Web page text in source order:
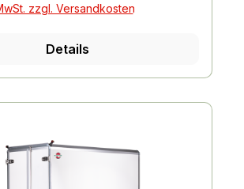
zzgl. Versandkosten
Details